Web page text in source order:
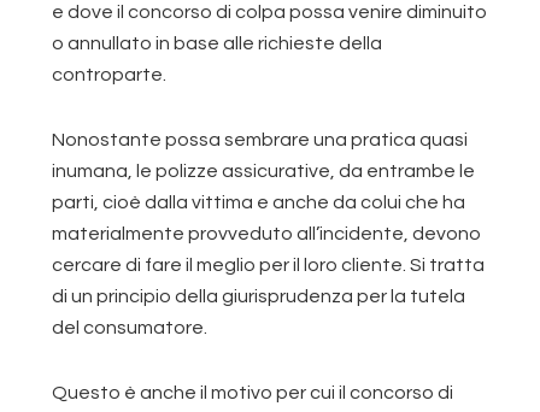
e dove il concorso di colpa possa venire diminuito
o annullato in base alle richieste della
controparte.
Nonostante possa sembrare una pratica quasi
inumana, le polizze assicurative, da entrambe le
parti, cioè dalla vittima e anche da colui che ha
materialmente provveduto all’incidente, devono
cercare di fare il meglio per il loro cliente. Si tratta
di un principio della giurisprudenza per la tutela
del consumatore.
Questo è anche il motivo per cui il concorso di